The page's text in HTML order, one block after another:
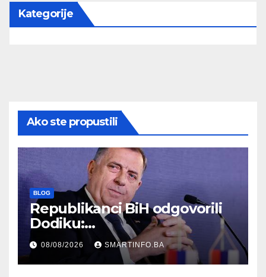
Kategorije
Ako ste propustili
BLOG
Republikanci BiH odgovorili
Dodiku:
Bosanskohercegovačka
kultura postoji i pripada svim
građanima
08/08/2026 SMARTINFO.BA